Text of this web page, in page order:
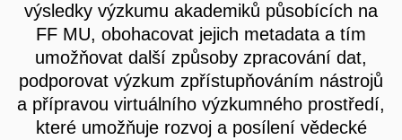
výsledky výzkumu akademiků působících na
FF MU, obohacovat jejich metadata a tím
umožňovat další způsoby zpracování dat,
podporovat výzkum zpřístupňováním nástrojů
a přípravou virtuálního výzkumného prostředí,
které umožňuje rozvoj a posílení vědecké